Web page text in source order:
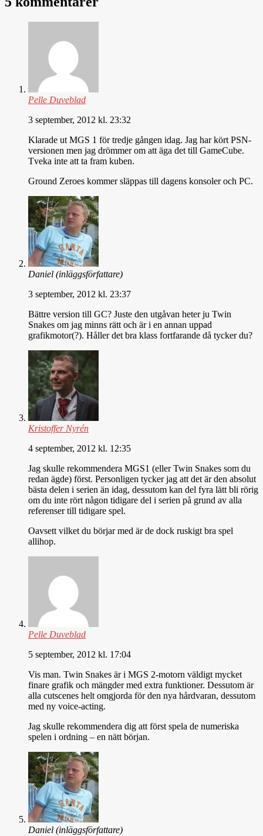
Pelle Duveblad
3 september, 2012 kl. 23:32
Klarade ut MGS 1 för tredje gången idag. Jag har kört PSN-
versionen men jag drömmer om att äga det till GameCube.
Tveka inte att ta fram kuben.
Ground Zeroes kommer släppas till dagens konsoler och PC.
Daniel (inläggsförfattare)
3 september, 2012 kl. 23:37
Bättre version till GC? Juste den utgåvan heter ju Twin
Snakes om jag minns rätt och är i en annan uppad
grafikmotor(?). Håller det bra klass fortfarande då tycker du?
Kristoffer Nyrén
4 september, 2012 kl. 12:35
Jag skulle rekommendera MGS1 (eller Twin Snakes som du
redan ägde) först. Personligen tycker jag att det är den absolut
bästa delen i serien än idag, dessutom kan del fyra lätt bli rörig
om du inte rört någon tidigare del i serien på grund av alla
referenser till tidigare spel.
Oavsett vilket du börjar med är de dock ruskigt bra spel
allihop.
Pelle Duveblad
5 september, 2012 kl. 17:04
Vis man. Twin Snakes är i MGS 2-motorn väldigt mycket
finare grafik och mängder med extra funktioner. Dessutom är
alla cutscenes helt omgjorda för den nya hårdvaran, dessutom
med ny voice-acting.
Jag skulle rekommendera dig att först spela de numeriska
spelen i ordning – en nätt början.
Daniel (inläggsförfattare)